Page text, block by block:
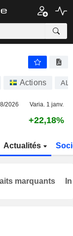
Actions
2026 Varia. 1 janv.
+22,18%
Actualités
marquants